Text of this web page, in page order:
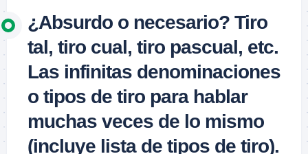
¿Absurdo o necesario? Tiro
tal, tiro cual, tiro pascual, etc.
Las infinitas denominaciones
o tipos de tiro para hablar
muchas veces de lo mismo
(incluye lista de tipos de tiro).